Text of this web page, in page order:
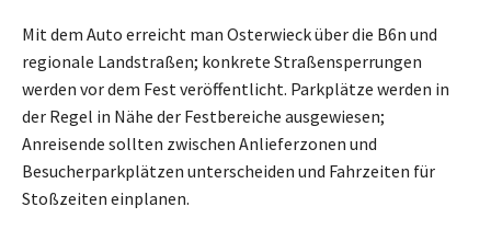
Mit dem Auto erreicht man Osterwieck über die B6n und
regionale Landstraßen; konkrete Straßensperrungen
werden vor dem Fest veröffentlicht. Parkplätze werden in
der Regel in Nähe der Festbereiche ausgewiesen;
Anreisende sollten zwischen Anlieferzonen und
Besucherparkplätzen unterscheiden und Fahrzeiten für
Stoßzeiten einplanen.